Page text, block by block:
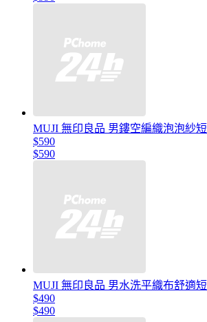
MUJI 無印良品 男鏤空編織泡泡紗短
$590
$590
MUJI 無印良品 男水洗平織布舒適
$490
$490